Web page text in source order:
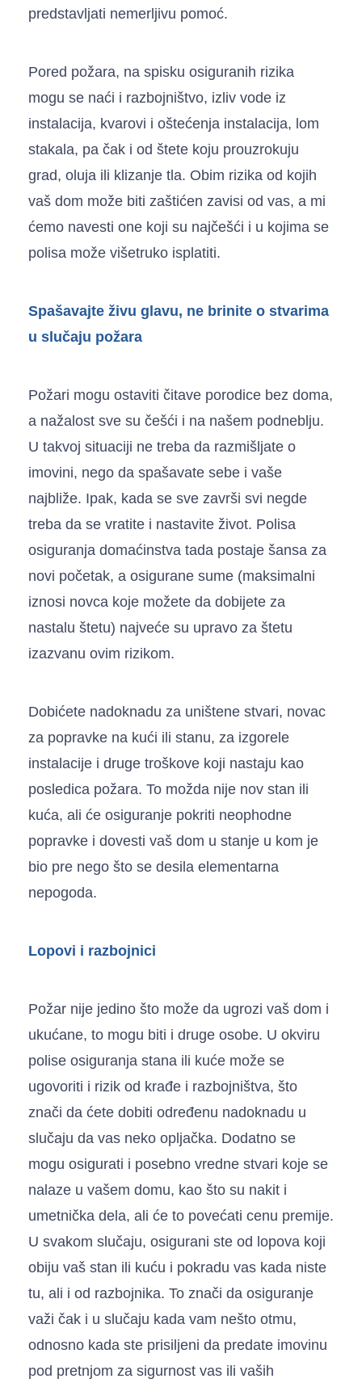
predstavljati nemerljivu pomoć.
Pored požara, na spisku osiguranih rizika
mogu se naći i razbojništvo, izliv vode iz
instalacija, kvarovi i oštećenja instalacija, lom
stakala, pa čak i od štete koju prouzrokuju
grad, oluja ili klizanje tla. Obim rizika od kojih
vaš dom može biti zaštićen zavisi od vas, a mi
ćemo navesti one koji su najčešći i u kojima se
polisa može višetruko isplatiti.
Spašavajte živu glavu, ne brinite o stvarima
u slučaju požara
Požari mogu ostaviti čitave porodice bez doma,
a nažalost sve su češći i na našem podneblju.
U takvoj situaciji ne treba da razmišljate o
imovini, nego da spašavate sebe i vaše
najbliže. Ipak, kada se sve završi svi negde
treba da se vratite i nastavite život. Polisa
osiguranja domaćinstva tada postaje šansa za
novi početak, a osigurane sume (maksimalni
iznosi novca koje možete da dobijete za
nastalu štetu) najveće su upravo za štetu
izazvanu ovim rizikom.
Dobićete nadoknadu za uništene stvari, novac
za popravke na kući ili stanu, za izgorele
instalacije i druge troškove koji nastaju kao
posledica požara. To možda nije nov stan ili
kuća, ali će osiguranje pokriti neophodne
popravke i dovesti vaš dom u stanje u kom je
bio pre nego što se desila elementarna
nepogoda.
Lopovi i razbojnici
Požar nije jedino što može da ugrozi vaš dom i
ukućane, to mogu biti i druge osobe. U okviru
polise osiguranja stana ili kuće može se
ugovoriti i rizik od krađe i razbojništva, što
znači da ćete dobiti određenu nadoknadu u
slučaju da vas neko opljačka. Dodatno se
mogu osigurati i posebno vredne stvari koje se
nalaze u vašem domu, kao što su nakit i
umetnička dela, ali će to povećati cenu premije.
U svakom slučaju, osigurani ste od lopova koji
obiju vaš stan ili kuću i pokradu vas kada niste
tu, ali i od razbojnika. To znači da osiguranje
važi čak i u slučaju kada vam nešto otmu,
odnosno kada ste prisiljeni da predate imovinu
pod pretnjom za sigurnost vas ili vaših